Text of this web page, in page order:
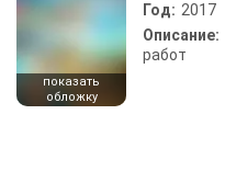
показать
обложку
Год: 2017
Описание:
работ